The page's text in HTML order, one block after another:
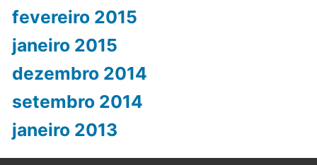
fevereiro 2015
janeiro 2015
dezembro 2014
setembro 2014
janeiro 2013